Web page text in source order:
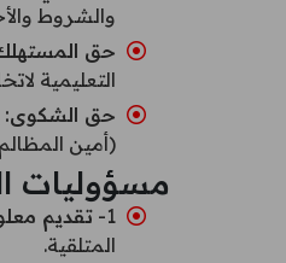
والشروط
حق
التعليمية
حق الشكوى:
(أمين
مسؤوليات
1- تقديم
المتلقية.